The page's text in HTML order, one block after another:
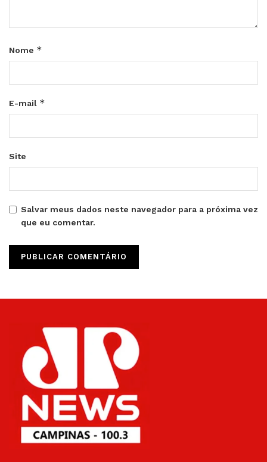
Nome *
E-mail *
Site
Salvar meus dados neste navegador para a próxima vez
que eu comentar.